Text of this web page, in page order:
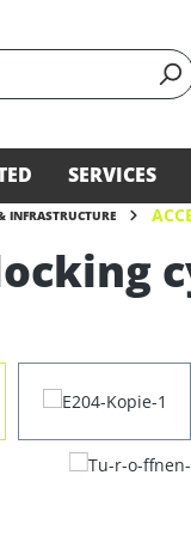
SERVICES
INFRASTRUCTURE